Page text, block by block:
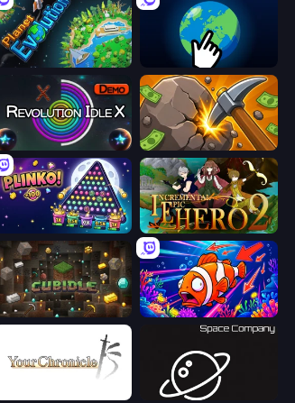
Planet Evolution: Idle Clicker Planet Clicker 2
Revolution Idle X Mine Clicker
PLINKO! Incremental Epic Hero 2
Cubidle Fish Catch Idle
Space Company